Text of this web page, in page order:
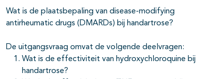
Wat is de plaatsbepaling van disease-modifying
antirheumatic drugs (DMARDs) bij handartrose?
De uitgangsvraag omvat de volgende deelvragen:
Wat is de effectiviteit van hydroxychloroquine bij
handartrose?